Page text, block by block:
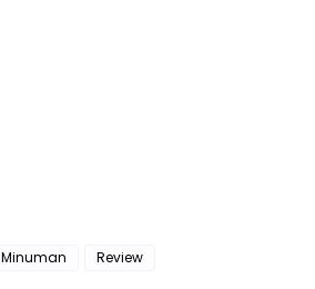
Minuman Review